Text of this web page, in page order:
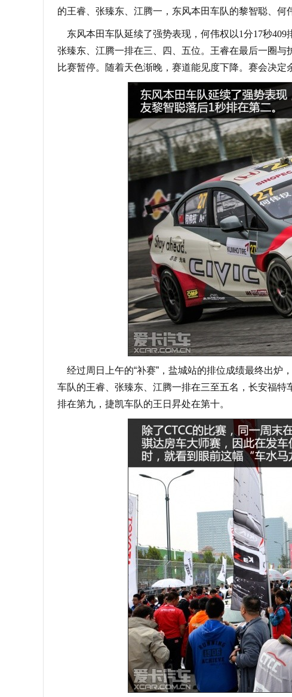
的王睿、张臻东、江腾一，东风本田车队的黎智聪、何
东风本田车队延续了强势表现，何伟权以1分17秒409
张臻东、江腾一排在三、四、五位。王睿在最后一圈
比赛暂停。随着天色渐晚，赛道能见度下降。赛会决定
经过周日上午的“补赛”，盐城站的排位成绩最终出炉
车队的王睿、张臻东、江腾一排在三至五名，长安福
排在第九，捷凯车队的王日昇处在第十。